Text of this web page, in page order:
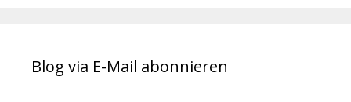
Blog via E-Mail abonnieren